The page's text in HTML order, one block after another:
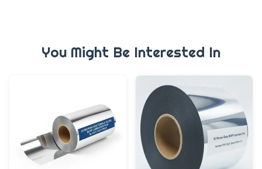
You Might Be Interested In